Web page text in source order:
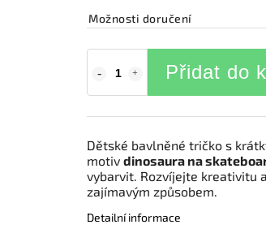
Možnosti doručení
Přidat do
Dětské bavlněné tričko s
motiv dinosaura na
vybarvit. Rozvíjejte kreativitu
zajímavým způsobem.
Detailní informace